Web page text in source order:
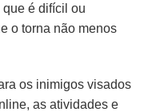
é difícil ou
o torna não menos
os inimigos visados
as atividades e